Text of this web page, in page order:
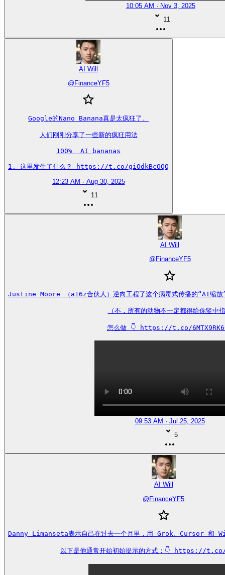
10:05 AM · Nov 3, 2025
11
AI Will
@ FinanceYF5
Google的Nano Banana真是太疯狂了。
人们刚刚分享了一些新的疯狂用法
100%  AI bananas
1. 这里发生了什么？ https://t.co/giOdkBcOQQ
12:23 AM · Aug 30, 2025
11
AI Will
@ FinanceYF5
Justine Moore （a16z合伙人）逆向工程了这个病毒式传播的“AI缩放”
（不，所有的动物不一定都得给你竖中
怎么做 👇 https://t.co/
09:53 AM · Jul 25, 2025
5
AI Will
@ FinanceYF5
Danny Limanseta表示自己在过去一个月里，用 Grok、Cursor 和
以下是他通常开始初始提示的方式：👇 https://